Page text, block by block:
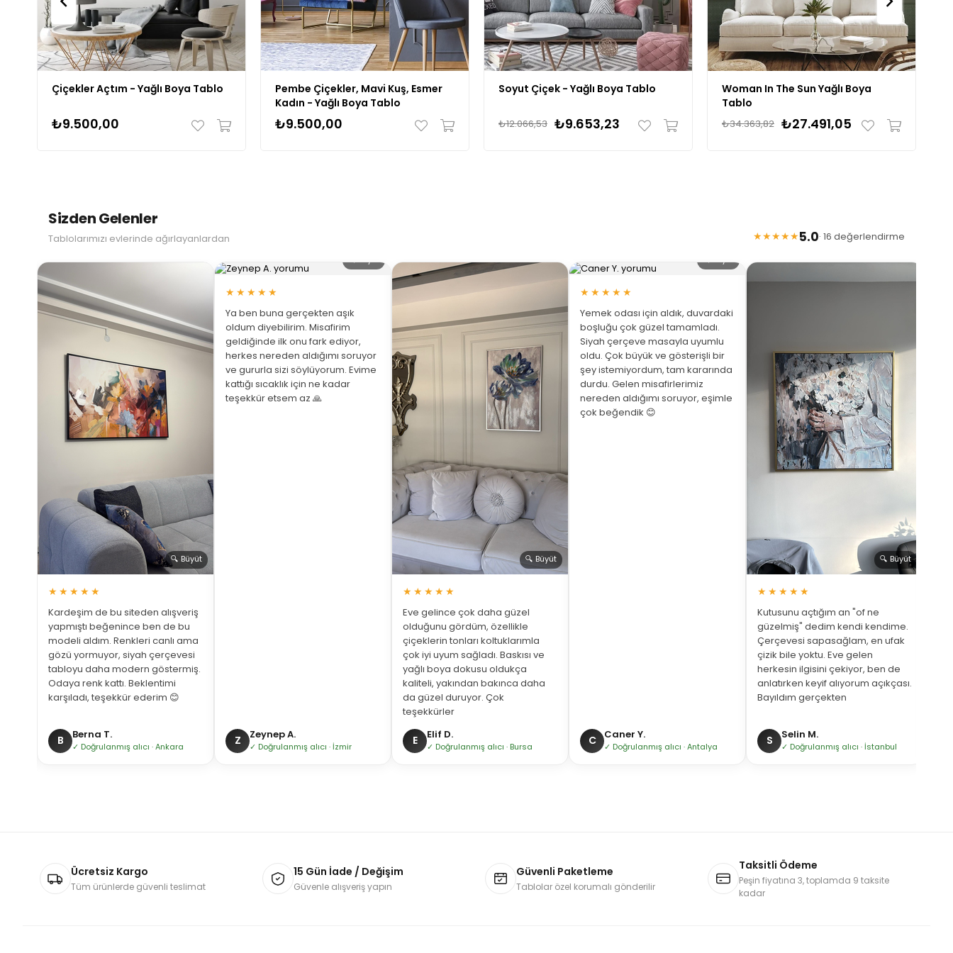
Çiçekler Açtım - Yağlı Boya Tablo
₺9.500,00
Pembe Çiçekler, Mavi Kuş, Esmer
Kadın - Yağlı Boya Tablo
₺9.500,00
Soyut Çiçek - Yağlı Boya Tablo
₺9.653,23
₺12.066,53
Woman In The Sun Yağlı Boya
Tablo
₺27.491,05
₺34.363,82
Sizden Gelenler
Tablolarımızı evlerinde ağırlayanlardan ★★★★★5.0· 16 değerlendirme
🔍 Büyüt
★★★★★
Kardeşim de bu siteden alışveriş
yapmıştı beğenince ben de bu
modeli aldım. Renkleri canlı ama
gözü yormuyor, siyah çerçevesi
tabloyu daha modern göstermiş.
Odaya renk kattı. Beklentimi
karşıladı, teşekkür ederim 😊
B Berna T.
✓ Doğrulanmış alıcı · Ankara
★★★★★
Ya ben buna gerçekten aşık
oldum diyebilirim. Misafirim
geldiğinde ilk onu fark ediyor,
herkes nereden aldığımı soruyor
ve gururla sizi söylüyorum. Evime
kattığı sıcaklık için ne kadar
teşekkür etsem az 🙏
Z Zeynep A.
✓ Doğrulanmış alıcı · İzmir
🔍 Büyüt
★★★★★
Eve gelince çok daha güzel
olduğunu gördüm, özellikle
çiçeklerin tonları koltuklarımla
çok iyi uyum sağladı. Baskısı ve
yağlı boya dokusu oldukça
kaliteli, yakından bakınca daha
da güzel duruyor. Çok
teşekkürler
E Elif D.
✓ Doğrulanmış alıcı · Bursa
★★★★★
Yemek odası için aldık, duvardaki
boşluğu çok güzel tamamladı.
Siyah çerçeve masayla uyumlu
oldu. Çok büyük ve gösterişli bir
şey istemiyordum, tam kararında
durdu. Gelen misafirlerimiz
nereden aldığımı soruyor, eşimle
çok beğendik 😊
C Caner Y.
✓ Doğrulanmış alıcı · Antalya
🔍 Büyüt
★★★★★
Kutusunu açtığım an "of ne
güzelmiş" dedim kendi kendime.
Çerçevesi sapasağlam, en ufak
çizik bile yoktu. Eve gelen
herkesin ilgisini çekiyor, ben de
anlatırken keyif alıyorum açıkçası.
Bayıldım gerçekten
S Selin M.
✓ Doğrulanmış alıcı · İstanbul
Ücretsiz Kargo
Tüm ürünlerde güvenli teslimat
15 Gün İade / Değişim
Güvenle alışveriş yapın
Güvenli Paketleme
Tablolar özel korumalı gönderilir
Taksitli Ödeme
Peşin fiyatına 3, toplamda 9 taksite
kadar